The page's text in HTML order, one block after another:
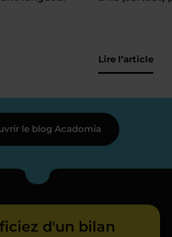
Lire l’article
le blog Acadomia
d'un bilan